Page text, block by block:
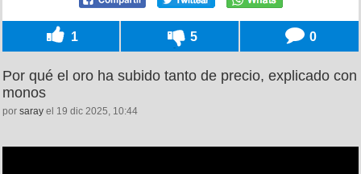
1 5 0
Por qué el oro ha subido tanto de precio, explicado con
monos
por saray el 19 dic 2025, 10:44